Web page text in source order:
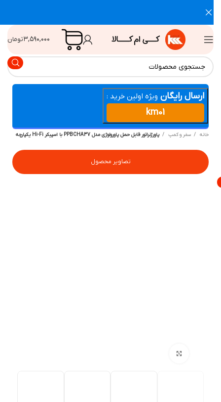
۳,۵۹۰,۰۰۰تومان
ارسال رایگان ویژه اولین خرید :
km01
سفر و کمپ پاورژنراتور قابل حمل پاورولوژی مدل PPBCHA37 با اسپیکر Hi-Fi یکپارچه
تصاویر محصول
بزرگنمایی تصویر